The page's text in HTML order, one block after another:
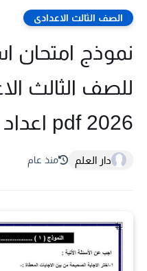
الصف الثالث الاعدادى
نموذج امتحان
للصف الثالث
2026 pdf اعداد توجيه اسوان
دار العلم منذ عام